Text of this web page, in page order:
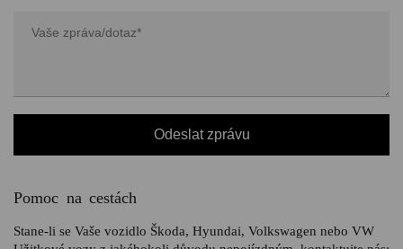
Pomoc na cestách
Stane-li se Vaše vozidlo Škoda, Hyundai, Volkswagen nebo VW